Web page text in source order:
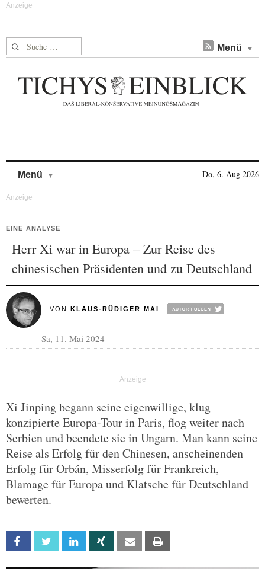
Suche nach: Menü
Menü Do, 6. Aug 2026
EINE ANALYSE
Herr Xi war in Europa – Zur Reise des
chinesischen Präsidenten und zu Deutschland
VON KLAUS-RÜDIGER MAI
Sa, 11. Mai 2024
Xi Jinping begann seine eigenwillige, klug
konzipierte Europa-Tour in Paris, flog weiter nach
Serbien und beendete sie in Ungarn. Man kann seine
Reise als Erfolg für den Chinesen, anscheinenden
Erfolg für Orbán, Misserfolg für Frankreich,
Blamage für Europa und Klatsche für Deutschland
bewerten.
Facebook Twitter Linkedin Xing Email